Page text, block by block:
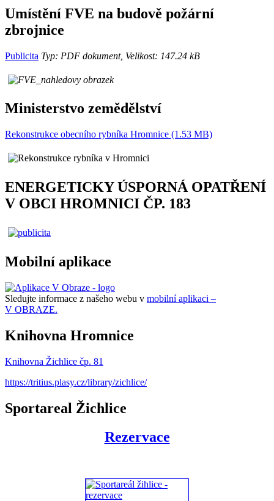
Umístění FVE na budově požární
zbrojnice
Publicita Typ: PDF dokument, Velikost: 147.24 kB
Ministerstvo zemědělství
Rekonstrukce obecního rybníka Hromnice (1.53 MB)
ENERGETICKY ÚSPORNÁ OPATŘENÍ
V OBCI HROMNICI ČP. 183
Mobilní aplikace
Sledujte informace z našeho webu v mobilní aplikaci –
V OBRAZE.
Knihovna Hromnice
Knihovna Žichlice čp. 81
https://tritius.plasy.cz/library/zichlice/
Sportareal Žichlice
Rezervace